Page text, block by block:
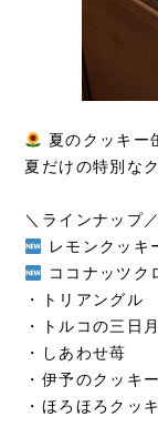
夏のクッキー
夏だけの特別な
＼ラインナップ／
レモンクッキ
ココナッツク
・トリアングル
・トルコの三日月
・しあわせ苺
・伊予のクッキー
・ほろほろクッ